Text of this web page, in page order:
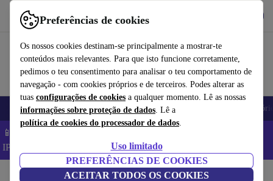
Preferências de cookies
Os nossos cookies destinam-se principalmente a mostrar-te
conteúdos mais relevantes. Para que isto funcione corretamente,
pedimos o teu consentimento para analisar o teu comportamento de
navegação - com cookies próprios e de terceiros. Podes alterar as
tuas configurações de cookies a qualquer momento. Lê as nossas
informações sobre proteção de dados. Lê a
política de cookies do processador de dados.
Uso limitado
PREFERÊNCIAS DE COOKIES
ACEITAR TODOS OS COOKIES
Use o refurbed de forma rápida e fácil
Telemóveis Computadores Portáteis Tablets
📱 Poupa 5% EXTRA em todos os iPhones – Código:
IPHONEDEAL –
Início Tablets